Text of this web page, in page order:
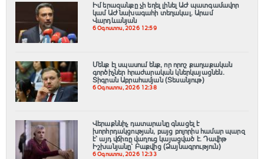
Իմ երազանքը չի եղել լինել ԱԺ պատգամավոր
կամ ԱԺ նախագահի տեղակալ. Արամ
Վարդևանյան
6 Օգոստոս, 2026 12:59
Մենք էլ սպասում ենք, որ որոշ քաղաքական
գործիչներ հրաժարական կներկայացնեն.
Տիգրան Աբրահամյան (Տեսանյութ)
6 Օգոստոս, 2026 12:38
Վերաքննիչ դատարանը գնացել է
խորհրդակցության, բայց բոլորիս համար պարզ
է՝ այդ վճիռը վաղուց կայացված է. Դավիթ
Իշխանյանը՝ Բաքվից (Ձայնագրություն)
6 Օգոստոս, 2026 12:33